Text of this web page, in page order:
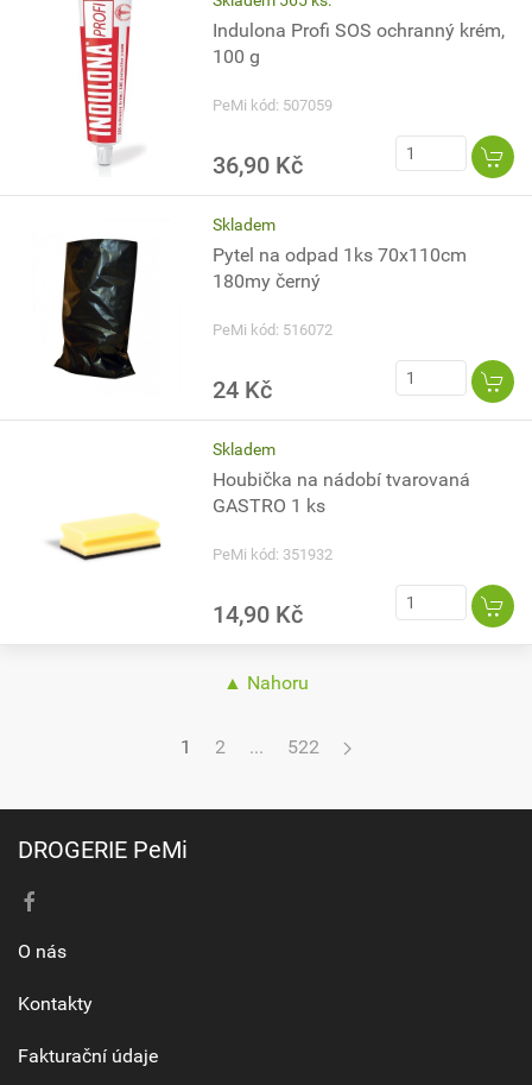
Indulona Profi SOS ochranný krém,
100 g
PeMi kód: 507059
36,90 Kč
Skladem
Pytel na odpad 1ks 70x110cm
180my černý
PeMi kód: 516072
24 Kč
Skladem
Houbička na nádobí tvarovaná
GASTRO 1 ks
PeMi kód: 351932
14,90 Kč
▲ Nahoru
1 2 ... 522
DROGERIE PeMi
O nás
Kontakty
Fakturační údaje